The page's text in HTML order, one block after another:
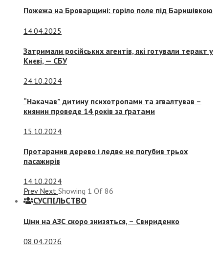
Пожежа на Броварщині: горіло поле під Баришівкою
14.04.2025
Затримали російських агентів, які готували теракт у
Києві, — СБУ
24.10.2024
“Накачав” дитину психотропами та згвалтував –
киянин проведе 14 років за ґратами
15.10.2024
Протаранив дерево і ледве не погубив трьох
пасажирів
14.10.2024
Prev Next Showing 1 Of 86
СУСПIЛЬСТВО
Ціни на АЗС скоро знизяться, – Свириденко
08.04.2026